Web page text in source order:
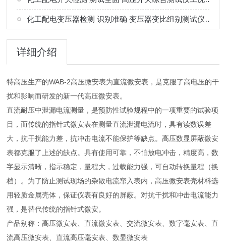
化工配电变压器检测 识别准确 变压器变比组别测试仪工况选型参考
详细介绍
特高压生产的WAB-2高压微安表为直流微安表，是克服了高电压的干
扰和影响而研发的新一代高压微安表。
直流耐压中泄漏电流测量，是预防性试验规程中的一项重要的试验项
目，而传统的指针式微安表在测量直流泄漏电流时，具有读数误差
大，抗干扰能力差，抗冲击电流不能保护等缺点。高压数显屏蔽微安
表都克服了上述的缺点。具有使用可靠，不怕放电冲击，精度高，数
字显示清晰，指示稳定，量程大，过载能力强，可自动转换量程（换
档）。为了防止测试现场的杂散电流窜入表内，高压微安表壳材料选
用轻质金属壳体，保证仪表有良好的屏蔽。对抗干扰和冲击电流能力
强，是替代传统的指针式微安。
产品别称：高压微安表、直流微安表、交流微安表、数字毫安表、直
流高压微安表、直流高压毫安表、数显微安表